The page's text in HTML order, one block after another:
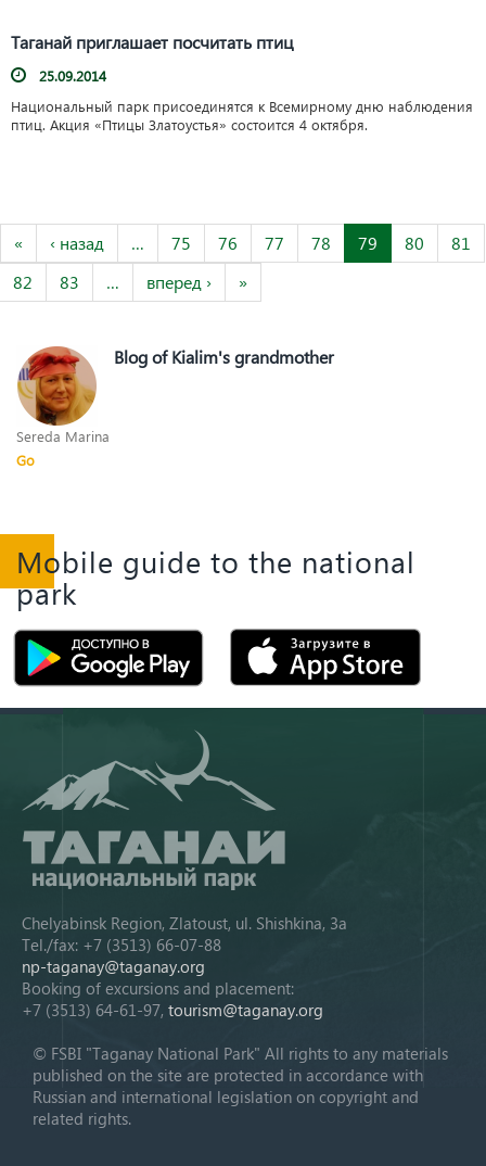
Таганай приглашает посчитать птиц
25.09.2014
Национальный парк присоединятся к Всемирному дню наблюдения
птиц. Акция «Птицы Златоустья» состоится 4 октября.
« ‹ назад … 75 76 77 78 79 80
81
82
83 … вперед › »
Blog of Kialim's grandmother
Sereda Marina
Go
Mobile guide to the national
park
Chelyabinsk Region, Zlatoust, ul. Shishkina, 3a
Tel./fax: +7 (3513) 66-07-88
np-taganay@taganay.org
Booking of excursions and placement:
+7 (3513) 64-61-97, tourism@taganay.org
© FSBI "Taganay National Park" All rights to any materials
published on the site are protected in accordance with
Russian and international legislation on copyright and
related rights.